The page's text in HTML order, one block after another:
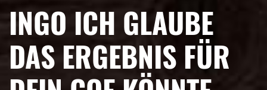
INGO ICH GLAUBE
DAS ERGEBNIS FÜR